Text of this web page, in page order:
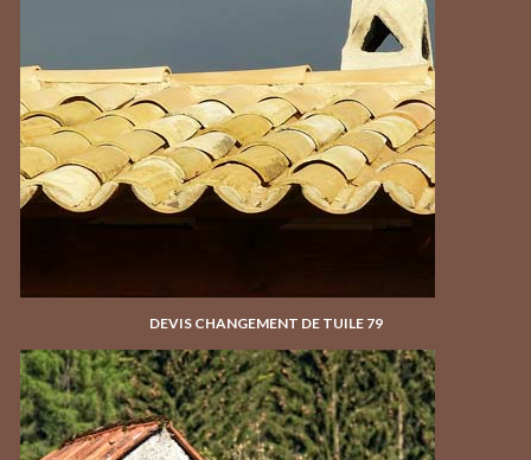
DEVIS CHANGEMENT DE TUILE 79